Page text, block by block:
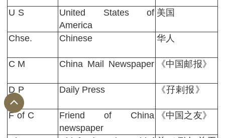
U S
United States of
America
美国
Chse. Chinese 华人
C M China Mail Newspaper 《中国邮报》
D P Daily Press 《孖剌报》
F of C
Friend of China
newspaper
《中国之友》